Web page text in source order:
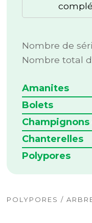
Nombre de
Nombre total
Amanites
Bolets
Chanterelles
Polypores
POLYPORES /